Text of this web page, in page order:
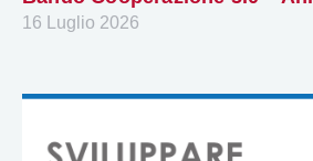
16 Luglio 2026